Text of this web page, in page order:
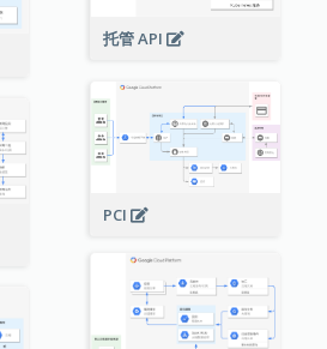
托管 API
PCI